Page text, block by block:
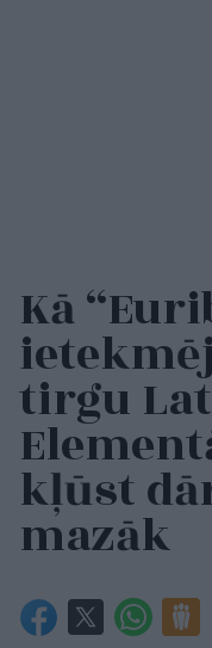
Kā
tirgu
kļūst
mazāk